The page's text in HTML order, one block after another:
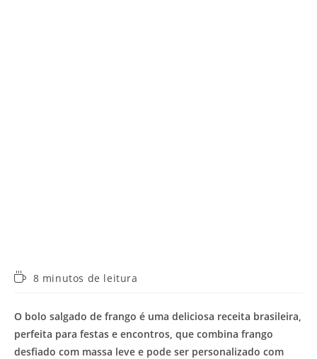
Tempo8 minutos de leitura
O bolo salgado de frango é uma deliciosa receita brasileira,
perfeita para festas e encontros, que combina frango
desfiado com massa leve e pode ser personalizado com